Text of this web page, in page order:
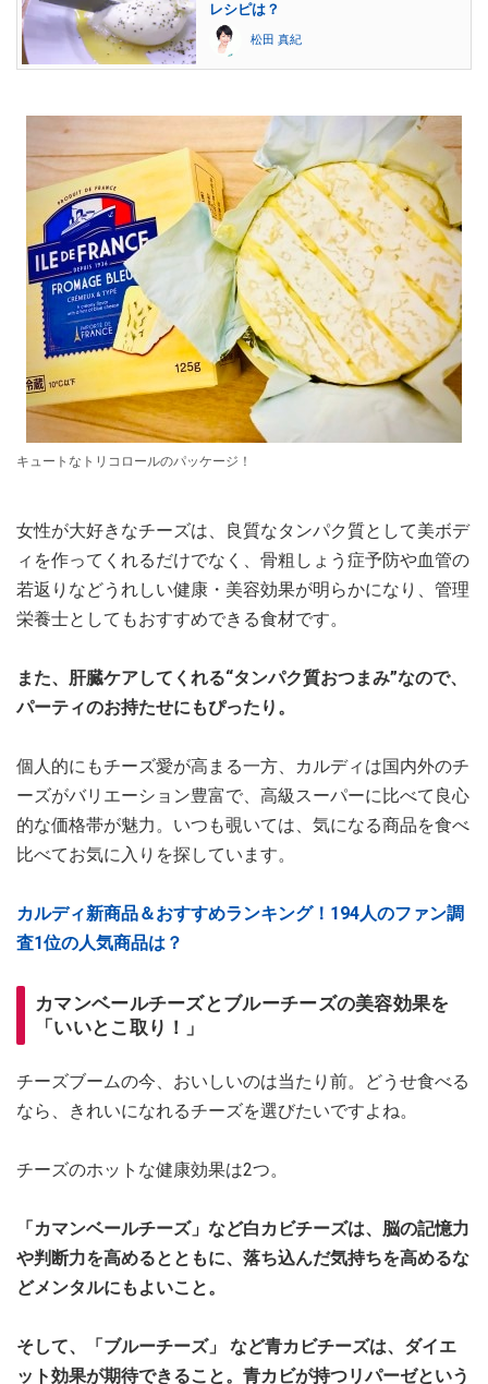
レシピは？
松田 真紀
キュートなトリコロールのパッケージ！
女性が大好きなチーズは、良質なタンパク質として美ボデ
ィを作ってくれるだけでなく、骨粗しょう症予防や血管の
若返りなどうれしい健康・美容効果が明らかになり、管理
栄養士としてもおすすめできる食材です。
また、肝臓ケアしてくれる“タンパク質おつまみ”なので、
パーティのお持たせにもぴったり。
個人的にもチーズ愛が高まる一方、カルディは国内外のチ
ーズがバリエーション豊富で、高級スーパーに比べて良心
的な価格帯が魅力。いつも覗いては、気になる商品を食べ
比べてお気に入りを探しています。
カルディ新商品＆おすすめランキング！194人のファン調
査1位の人気商品は？
カマンベールチーズとブルーチーズの美容効果を
「いいとこ取り！」
チーズブームの今、おいしいのは当たり前。どうせ食べる
なら、きれいになれるチーズを選びたいですよね。
チーズのホットな健康効果は2つ。
「カマンベールチーズ」など白カビチーズは、脳の記憶力
や判断力を高めるとともに、落ち込んだ気持ちを高めるな
どメンタルにもよいこと。
そして、「ブルーチーズ」 など青カビチーズは、ダイエ
ット効果が期待できること。青カビが持つリパーゼという